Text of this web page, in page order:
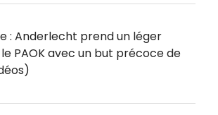
: Anderlecht prend un léger
PAOK avec un but précoce de